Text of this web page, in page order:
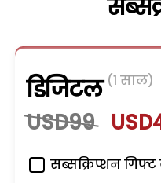
डिजिटल (1 साल)
USD99
सब्सक्रिप्शन